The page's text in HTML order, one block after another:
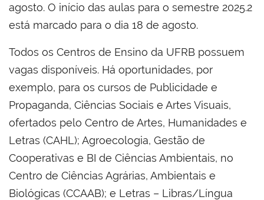
agosto. O início das aulas para o semestre 2025.2
está marcado para o dia 18 de agosto.
Todos os Centros de Ensino da UFRB possuem
vagas disponíveis. Há oportunidades, por
exemplo, para os cursos de Publicidade e
Propaganda, Ciências Sociais e Artes Visuais,
ofertados pelo Centro de Artes, Humanidades e
Letras (CAHL); Agroecologia, Gestão de
Cooperativas e BI de Ciências Ambientais, no
Centro de Ciências Agrárias, Ambientais e
Biológicas (CCAAB); e Letras – Libras/Língua